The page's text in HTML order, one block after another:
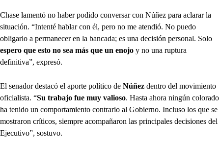
Chase lamentó no haber podido conversar con Núñez para aclarar la
situación. “Intenté hablar con él, pero no me atendió. No puedo
obligarlo a permanecer en la bancada; es una decisión personal. Solo
espero que esto no sea más que un enojo y no una ruptura
definitiva”, expresó.
El senador destacó el aporte político de Núñez dentro del movimiento
oficialista. “Su trabajo fue muy valioso. Hasta ahora ningún colorado
ha tenido un comportamiento contrario al Gobierno. Incluso los que se
mostraron críticos, siempre acompañaron las principales decisiones del
Ejecutivo”, sostuvo.